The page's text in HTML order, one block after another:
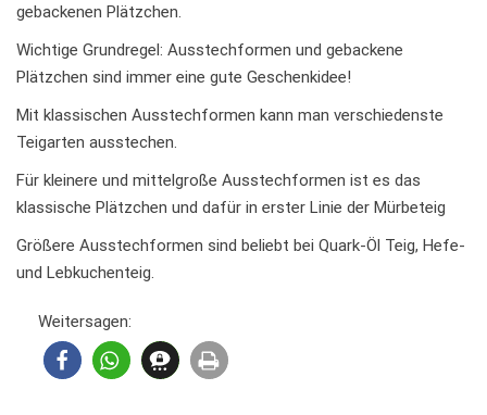
gebackenen Plätzchen.
Wichtige Grundregel: Ausstechformen und gebackene
Plätzchen sind immer eine gute Geschenkidee!
Mit klassischen Ausstechformen kann man verschiedenste
Teigarten ausstechen.
Für kleinere und mittelgroße Ausstechformen ist es das
klassische Plätzchen und dafür in erster Linie der Mürbeteig
Größere Ausstechformen sind beliebt bei Quark-Öl Teig, Hefe-
und Lebkuchenteig.
Weitersagen: